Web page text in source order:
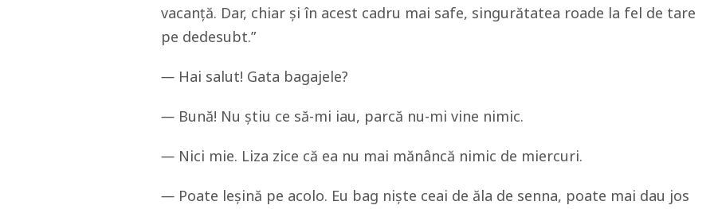
vacanță. Dar, chiar și în acest cadru mai safe, singurătatea roade la fel de tare
pe dedesubt.”
— Hai salut! Gata bagajele?
— Bună! Nu știu ce să-mi iau, parcă nu-mi vine nimic.
— Nici mie. Liza zice că ea nu mai mănâncă nimic de miercuri.
— Poate leșină pe acolo. Eu bag niște ceai de ăla de senna, poate mai dau jos